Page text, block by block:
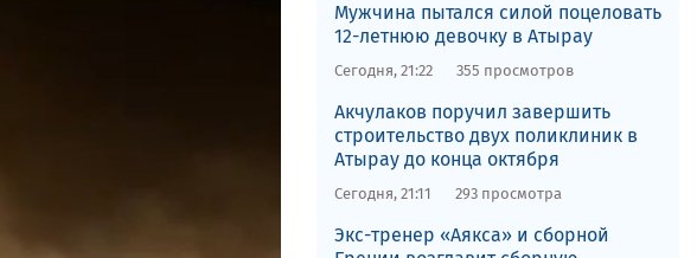
Мужчина пытался силой поцеловать
12-летнюю девочку в Атырау
Сегодня, 21:22 355 просмотров
Акчулаков поручил завершить
строительство двух поликлиник в
Атырау до конца октября
Сегодня, 21:11 293 просмотра
Экс-тренер «Аякса» и сборной